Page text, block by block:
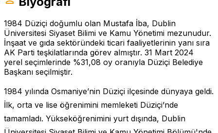
1984 Düziçi doğumlu olan Mustafa İba, Dublin
Üniversitesi Siyaset Bilimi ve Kamu Yönetimi mezunudur.
İnşaat ve gıda sektöründeki ticari faaliyetlerinin yanı sıra
AK Parti teşkilatlarında görev almıştır. 31 Mart 2024
yerel seçimlerinde %31,08 oy oranıyla Düziçi Belediye
Başkanı seçilmiştir.
1984 yılında Osmaniye’nin Düziçi ilçesinde dünyaya geldi.
İlk, orta ve lise öğrenimini memleketi Düziçi’nde
tamamladı. Yükseköğrenimini yurt dışında, Dublin